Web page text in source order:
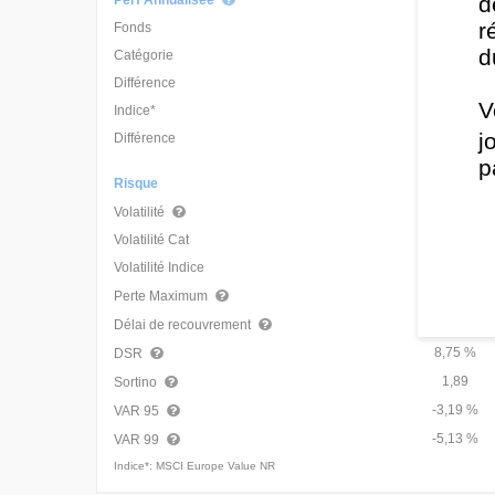
-6,85 % -0,75 %
Fonds
18,51 %
Catégorie
22,55 %
Différence
Indice*
28,03 %
Différence
Risque
Volatilité
Volatilité Cat
Volatilité Indice
Perte Maximum
Délai de recouvrement
DSR
8,75 %
Sortino
1,89
VAR 95
-3,19 %
VAR 99
-5,13 %
Indice*: MSCI Europe Value NR